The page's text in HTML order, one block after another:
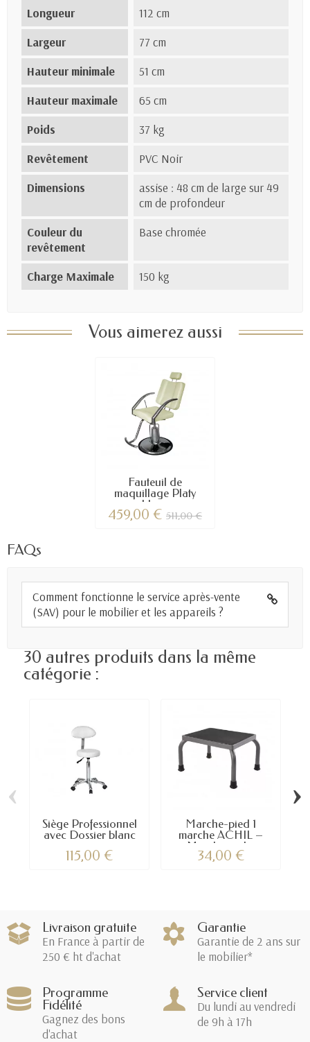
Longueur
112 cm
Largeur
77 cm
Hauteur minimale
51 cm
Hauteur maximale
65 cm
Poids
37 kg
Revêtement
PVC Noir
Dimensions
assise : 48 cm de large sur 49
cm de profondeur
Couleur du
revêtement
Base chromée
Charge Maximale 150 kg
Vous aimerez aussi
Fauteuil de
maquillage Platy
blanc
459,00 € 511,00 €
FAQs
Comment fonctionne le service après-vente
(SAV) pour le mobilier et les appareils ?
30 autres produits dans la même
catégorie :
Siège Professionnel
avec Dossier blanc
115,00 €
Marche-pied 1
marche ACHIL –
Marchepied...
34,00 €
‹ ›
Livraison gratuite
En France à partir de
250 € ht d'achat
Garantie
Garantie de 2 ans sur
le mobilier*
Programme
Fidélité
Gagnez des bons
d'achat
Service client
Du lundi au vendredi
de 9h à 17h